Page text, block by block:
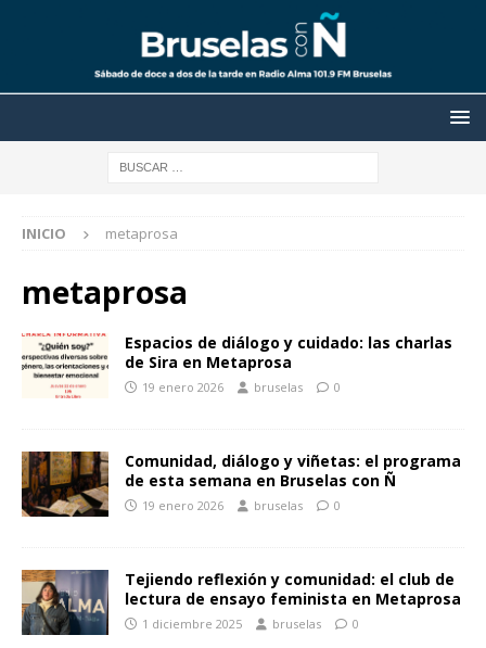
INICIO metaprosa
metaprosa
Espacios de diálogo y cuidado: las charlas
de Sira en Metaprosa
19 enero 2026 bruselas 0
Comunidad, diálogo y viñetas: el programa
de esta semana en Bruselas con Ñ
19 enero 2026 bruselas 0
Tejiendo reflexión y comunidad: el club de
lectura de ensayo feminista en Metaprosa
1 diciembre 2025 bruselas 0